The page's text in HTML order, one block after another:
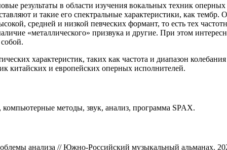
результаты в области изучения вокальных техник
и такие его спектральные характеристики, как
средней и низкой певческих формант, то есть тех
«металлического» призвука и другие. При этом
характеристик, таких как частота и диапазон
китайских и европейских оперных исполнителей.
методы, звук, анализ, программа SPAX.
анализа // Южно-Российский музыкальный альманах.